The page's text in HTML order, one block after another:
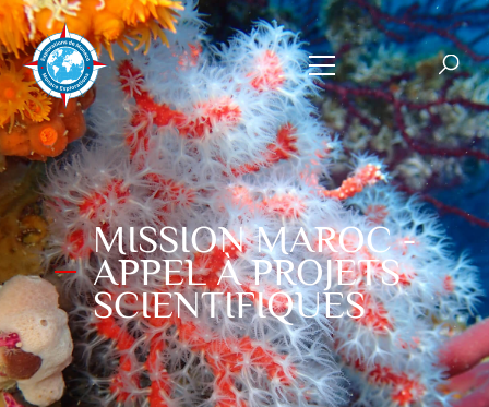
MISSION MAROC -
APPEL À PROJETS
SCIENTIFIQUES